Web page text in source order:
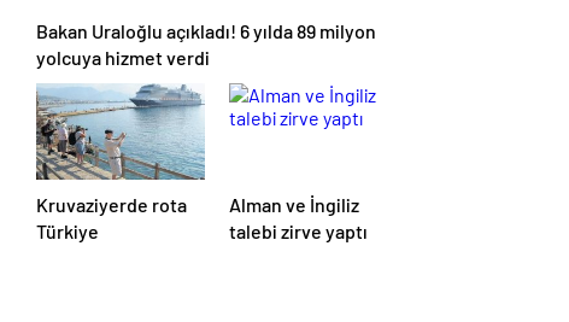
Bakan Uraloğlu açıkladı! 6 yılda 89 milyon
yolcuya hizmet verdi
Kruvaziyerde rota
Türkiye
Alman ve İngiliz
talebi zirve yaptı